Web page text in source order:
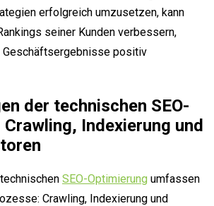
erfolgreich umzusetzen, kann
seiner Kunden verbessern,
Geschäftsergebnisse positiv
der technischen SEO-
Indexierung und
SEO-Optimierung umfassen
Crawling, Indexierung und